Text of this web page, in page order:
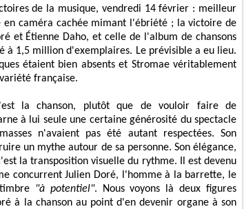
de la musique, vendredi 14 février : meilleur
caméra cachée mimant l'ébriété ; la victoire de
et Étienne Daho, et celle de l'album de chansons
à 1,5 million d'exemplaires. Le prévisible a eu lieu.
étaient bien absents et Stromae véritablement
française.
la chanson, plutôt que de vouloir faire de
à lui seule une certaine générosité du spectacle
n'avaient pas été autant respectées. Son
un mythe autour de sa personne. Son élégance,
la transposition visuelle du rythme. Il est devenu
concurrent Julien Doré, l'homme à la barrette, le
"à potentiel". Nous voyons là deux figures
à la chanson au point d'en devenir organe à son